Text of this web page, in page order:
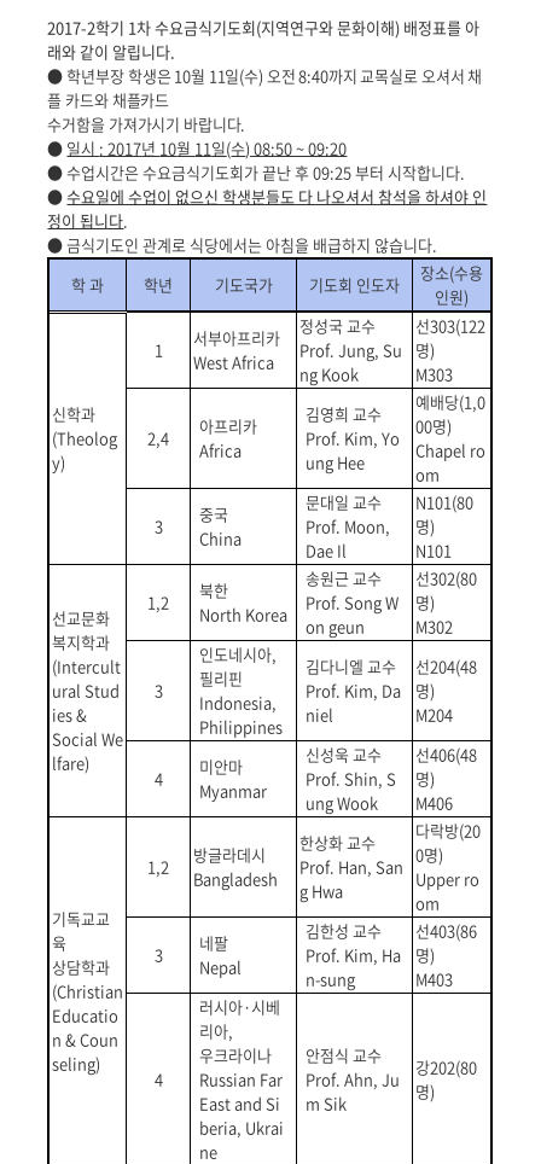
게
시
글
본
문
2017-2학기 1차 수요금식기도회(지역연구와 문화이해) 배정표를 아
래와 같이 알립니다.
●학년부장 학생은10월 11일(수) 오전8:40까지 교목실로 오셔서 채
플 카드와 채플카드
수거함을 가져가시기 바랍니다.
● 일시 : 2017년 10월 11일(수) 08:50 ~ 09:20
●수업시간은 수요금식기도회가 끝난 후09:25부터 시작합니다.
●수요일에 수업이 없으신 학생분들도 다 나오셔서 참석을 하셔야 인
정이 됩니다.
●금식기도인 관계로 식당에서는 아침을 배급하지 않습니다.
학 과
학년 기도국가 기도회 인도자
장소(수용
인원)
신학과
(Theolog
y)
1
서부아프리카
West Africa
정성국 교수
Prof. Jung, Su
ng Kook
선303(122
명)
M303
2,4
아프리카
Africa
김영희 교수
Prof. Kim, Yo
ung Hee
예배당(1,0
00명)
Chapel ro
om
3
중국
China
문대일 교수
Prof. Moon,
Dae Il
N101(80
명)
N101
선교문화
복지학과
(Intercult
ural Stud
ies &
Social We
lfare)
1,2
북한
North Korea
송원근 교수
Prof. Song W
on geun
선302(80
명)
M302
3
인도네시아,
필리핀
Indonesia,
Philippines
김다니엘 교수
Prof. Kim, Da
niel
선204(48
명)
M204
4
미안마
Myanmar
신성욱 교수
Prof. Shin, S
ung Wook
선406(48
명)
M406
기독교교
육
상담학과
(Christian
Educatio
n & Coun
seling)
1,2
방글라데시
Bangladesh
한상화 교수
Prof. Han, San
g Hwa
다락방(20
0명)
Upper ro
om
3
네팔
Nepal
김한성 교수
Prof. Kim, Ha
n-sung
선403(86
명)
M403
4
러시아·시베
리아,
우크라이나
Russian Far
East and Si
beria, Ukrai
ne
안점식 교수
Prof. Ahn, Ju
m Sik
강202(80
명)